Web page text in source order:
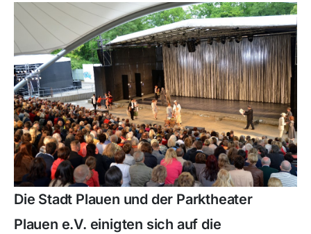
Die Stadt Plauen und der Parktheater
Plauen e.V. einigten sich auf die